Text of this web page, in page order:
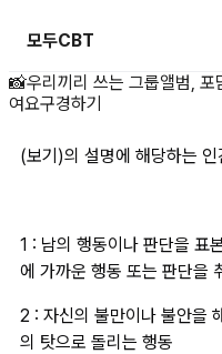
모두CBT
(보기)의 설명
📸우리끼리 쓰는 그룹앨범, 포
여요구경하기
(보기)의 설명에 해당하는
1 : 남의 행동이나 판단을 표
에 가까운 행동 또는 판단을
2 : 자신의 불만이나 불안을
의 탓으로 돌리는 행동